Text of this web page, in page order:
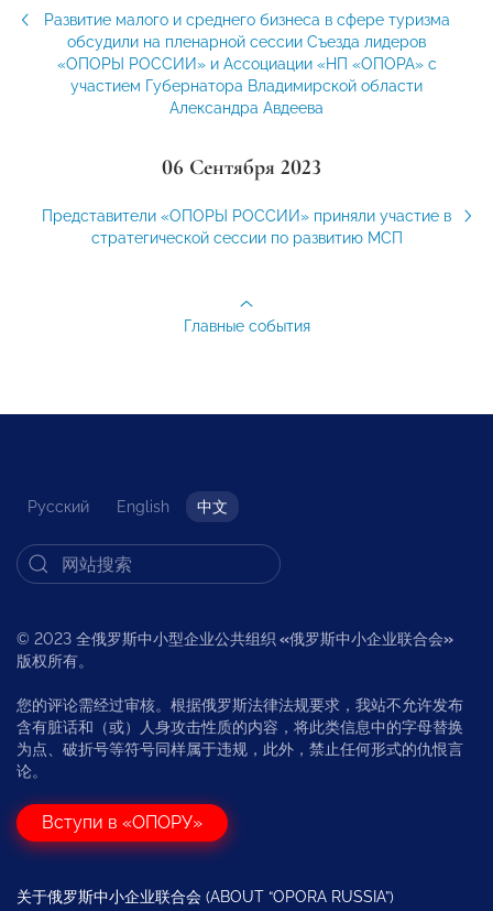
Развитие малого и среднего бизнеса в сфере туризма
обсудили на пленарной сессии Съезда лидеров
«ОПОРЫ РОССИИ» и Ассоциации «НП «ОПОРА» с
участием Губернатора Владимирской области
Александра Авдеева
06 Сентября 2023
Представители «ОПОРЫ РОССИИ» приняли участие в
стратегической сессии по развитию МСП
Главные события
Русский English 中文
© 2023 全俄罗斯中小型企业公共组织 «俄罗斯中小企业联合会»
版权所有。
您的评论需经过审核。根据俄罗斯法律法规要求，我站不允许发布
含有脏话和（或）人身攻击性质的内容，将此类信息中的字母替换
为点、破折号等符号同样属于违规，此外，禁止任何形式的仇恨言
论。
Вступи в «ОПОРУ»
关于俄罗斯中小企业联合会 (ABOUT “OPORA RUSSIA”)